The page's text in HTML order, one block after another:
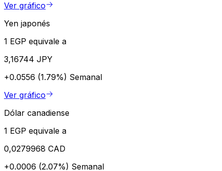
Ver gráfico
Yen japonés
1 EGP equivale a
3,16744 JPY
+0.0556 (1.79%) Semanal
Ver gráfico
Dólar canadiense
1 EGP equivale a
0,0279968 CAD
+0.0006 (2.07%) Semanal